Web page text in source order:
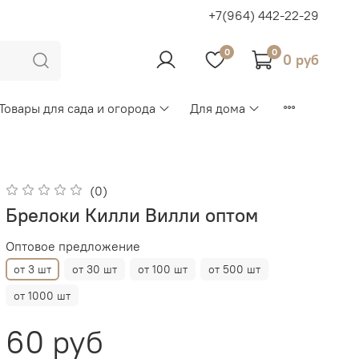
+7(964) 442-22-29
0 0 0 руб
для сада и огорода Для дома
(0)
Брелоки Килли Вилли оптом
Оптовое предложение
от 3 шт от 30 шт от 100 шт
от 500 шт
от 1000 шт
60 руб